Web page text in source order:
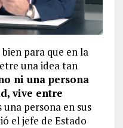
para que en la
una idea tan
ni una persona
vive entre
una persona en sus
el jefe de Estado